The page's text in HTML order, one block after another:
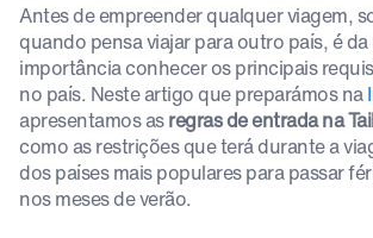
Antes de empreender qualquer viagem,
quando pensa viajar para outro país, é
importância conhecer os principais
no país. Neste artigo que preparámos na
apresentamos asregras de entrada na
como as restrições que terá durante a
dos países mais populares para passar
nos meses de verão.